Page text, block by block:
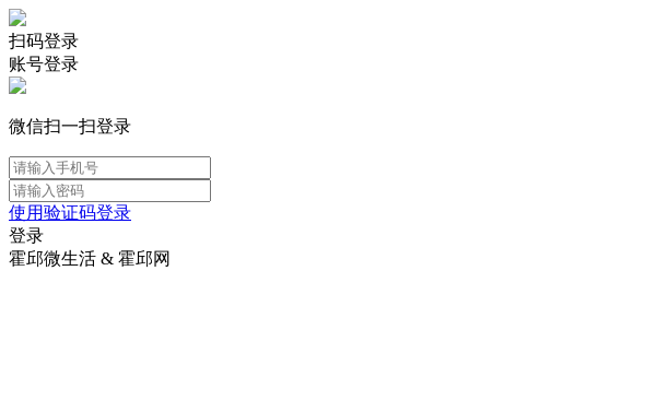
扫码登录
账号登录
微信扫一扫登录
使用验证码登录
登录
霍邱微生活 & 霍邱网